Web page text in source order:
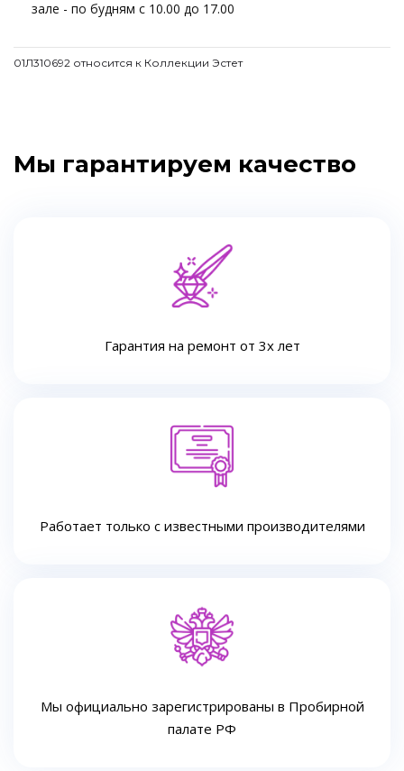
зале - по будням с 10.00 до 17.00
01Л310692 относится к Коллекции Эстет
Мы гарантируем качество
Гарантия на ремонт от 3х лет
Работает только с известными производителями
Мы официально зарегистрированы в Пробирной
палате РФ